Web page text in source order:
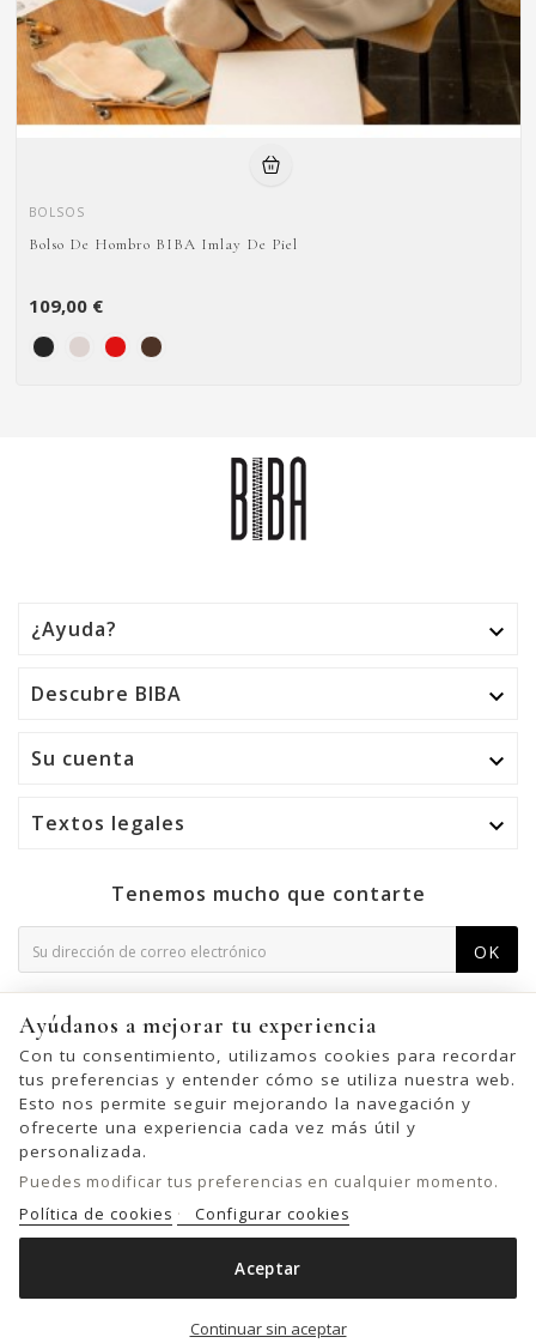
BOLSOS
Bolso De Hombro BIBA Imlay De Piel
109,00 €

¿Ayuda? 
Descubre BIBA 
Su cuenta 
Textos legales 
Tenemos mucho que contarte
OK
consulte nuestra información de contacto en el aviso legal.
Ayúdanos a mejorar tu experiencia
Con tu consentimiento, utilizamos cookies para recordar
tus preferencias y entender cómo se utiliza nuestra web.
Esto nos permite seguir mejorando la navegación y
ofrecerte una experiencia cada vez más útil y
personalizada.
Puedes modificar tus preferencias en cualquier momento.
Política de cookies
Configurar cookies
Continuar sin aceptar
Aceptar
© 2026 - United Bags Company S.L. - Todos los derechos reservados.
Inscrita en el Registro Mercantil de Barcelona, Tomo 33286, Libro 228637,
Folio 0083, Sección general, Inscripción 1ª